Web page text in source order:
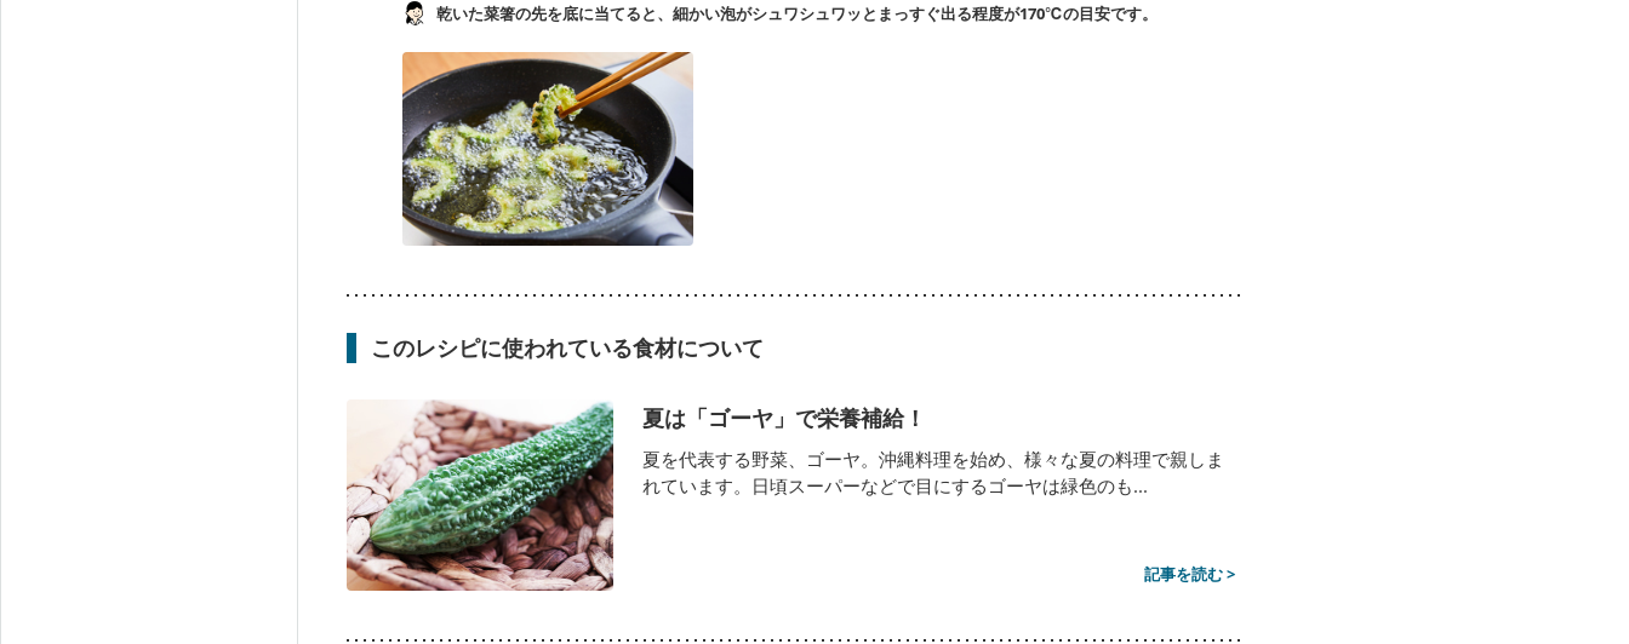
乾いた菜箸の先を底に当てると、細かい泡がシュワシュワッとまっすぐ出る程度が170℃の目安です。
このレシピに使われている食材について
夏は「ゴーヤ」で栄養補給！
夏を代表する野菜、ゴーヤ。沖縄料理を始め、様々な夏の料理で親しま
れています。日頃スーパーなどで目にするゴーヤは緑色のも...
記事を読む >